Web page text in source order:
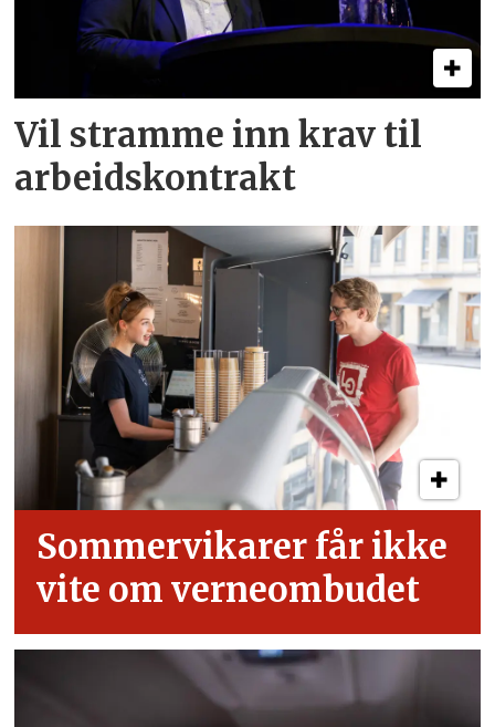
Vil stramme inn krav til
arbeids­kontrakt
Sommervikarer får ikke
vite om verneombudet